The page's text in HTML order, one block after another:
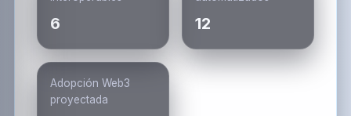
6 12
Adopción Web3
proyectada